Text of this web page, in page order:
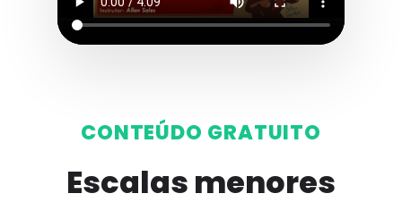
CONTEÚDO GRATUITO
Escalas menores